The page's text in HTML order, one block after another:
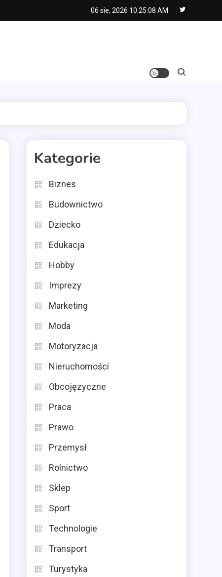
06 sie, 2026 10:25:09 AM
Kategorie
Biznes
Budownictwo
Dziecko
Edukacja
Hobby
Imprezy
Marketing
Moda
Motoryzacja
Nieruchomości
Obcojęzyczne
Praca
Prawo
Przemysł
Rolnictwo
Sklep
Sport
Technologie
Transport
Turystyka